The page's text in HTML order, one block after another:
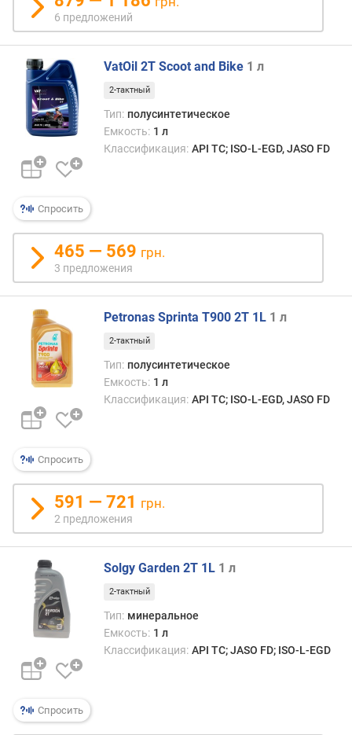
6 предложений
Спросить
VatOil 2T Scoot and Bike 1 л
2-тактный
Тип: полусинтетическое
Емкость: 1 л
Классификация: API TC; ISO-L-EGD, JASO FD
465 — 569 грн.
3 предложения
Спросить
Petronas Sprinta T900 2T 1L 1 л
2-тактный
Тип: полусинтетическое
Емкость: 1 л
Классификация: API TC; ISO-L-EGD, JASO FD
591 — 721 грн.
2 предложения
Спросить
Solgy Garden 2T 1L 1 л
2-тактный
Тип: минеральное
Емкость: 1 л
Классификация: API TC; JASO FD; ISO-L-EGD